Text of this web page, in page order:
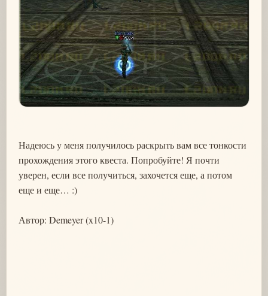
Надеюсь у меня получилось раскрыть вам все тонкости
прохождения этого квеста. Попробуйте! Я почти
уверен, если все получиться, захочется еще, а потом
еще и еще… :)
Автор: Demeyer (x10-1)